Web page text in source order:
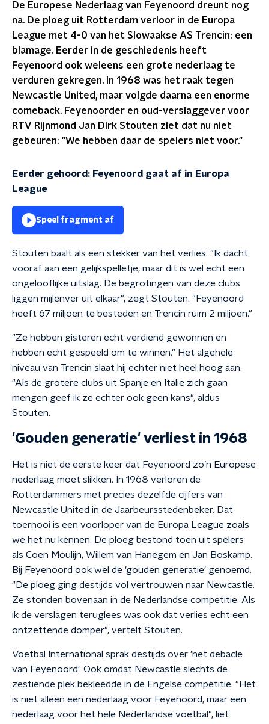
De Europese Nederlaag van Feyenoord dreunt nog
na. De ploeg uit Rotterdam verloor in de Europa
League met 4-0 van het Slowaakse AS Trencin: een
blamage. Eerder in de geschiedenis heeft
Feyenoord ook weleens een grote nederlaag te
verduren gekregen. In 1968 was het raak tegen
Newcastle United, maar volgde daarna een enorme
comeback. Feyenoorder en oud-verslaggever voor
RTV Rijnmond Jan Dirk Stouten ziet dat nu niet
gebeuren: "We hebben daar de spelers niet voor."
Eerder gehoord: Feyenoord gaat af in Europa
League
Speel fragment af
Stouten baalt als een stekker van het verlies. "Ik dacht
vooraf aan een gelijkspelletje, maar dit is wel echt een
ongelooflijke uitslag. De begrotingen van deze clubs
liggen mijlenver uit elkaar", zegt Stouten. "Feyenoord
heeft 67 miljoen te besteden en Trencin ruim 2 miljoen."
"Ze hebben gisteren echt verdiend gewonnen en
hebben echt gespeeld om te winnen." Het algehele
niveau van Trencin slaat hij echter niet heel hoog aan.
"Als de grotere clubs uit Spanje en Italie zich gaan
mengen geef ik ze echter ook geen kans", aldus
Stouten.
'Gouden generatie' verliest in 1968
Het is niet de eerste keer dat Feyenoord zo’n Europese
nederlaag moet slikken. In 1968 verloren de
Rotterdammers met precies dezelfde cijfers van
Newcastle United in de Jaarbeursstedenbeker. Dat
toernooi is een voorloper van de Europa League zoals
we het nu kennen. De ploeg bestond toen uit spelers
als Coen Moulijn, Willem van Hanegem en Jan Boskamp.
Bij Feyenoord ook wel de 'gouden generatie' genoemd.
"De ploeg ging destijds vol vertrouwen naar Newcastle.
Ze stonden bovenaan in de Nederlandse competitie. Als
ik de verslagen teruglees was ook dat verlies echt een
ontzettende domper", vertelt Stouten.
Voetbal International sprak destijds over 'het debacle
van Feyenoord'. Ook omdat Newcastle slechts de
zestiende plek bekleedde in de Engelse competitie. "Het
is niet alleen een nederlaag voor Feyenoord, maar een
nederlaag voor het hele Nederlandse voetbal", liet